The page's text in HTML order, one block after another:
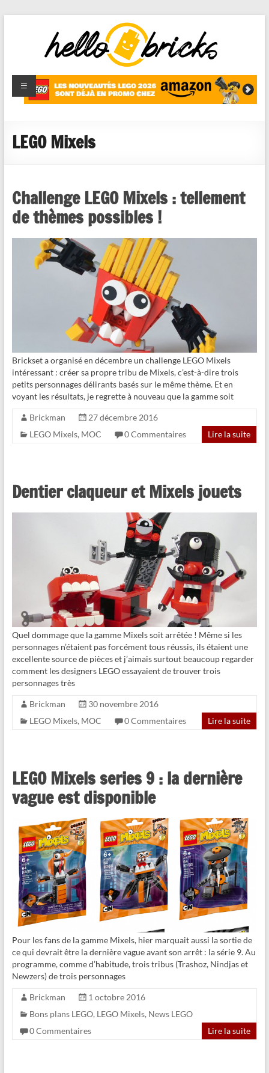
HelloBricks
Blog LEGO,
nouveaut�s
reviews
LEGO Mixels
Challenge LEGO Mixels : tellement
de thèmes possibles !
Brickset a organisé en décembre un challenge LEGO Mixels
intéressant : créer sa propre tribu de Mixels, c’est-à-dire trois
petits personnages délirants basés sur le même thème. Et en
voyant les résultats, je regrette à nouveau que la gamme soit
Brickman
27 décembre 2016
LEGO Mixels, MOC 0 Commentaires Lire la suite
Dentier claqueur et Mixels jouets
Quel dommage que la gamme Mixels soit arrêtée ! Même si les
personnages n’étaient pas forcément tous réussis, ils étaient une
excellente source de pièces et j’aimais surtout beaucoup regarder
comment les designers LEGO essayaient de trouver trois
personnages très
Brickman
30 novembre 2016
LEGO Mixels, MOC 0 Commentaires Lire la suite
LEGO Mixels series 9 : la dernière
vague est disponible
Pour les fans de la gamme Mixels, hier marquait aussi la sortie de
ce qui devrait être la dernière vague avant son arrêt : la série 9. Au
programme, comme d’habitude, trois tribus (Trashoz, Nindjas et
Newzers) de trois personnages
Brickman
1 octobre 2016
Bons plans LEGO, LEGO Mixels, News LEGO
0 Commentaires
Lire la suite